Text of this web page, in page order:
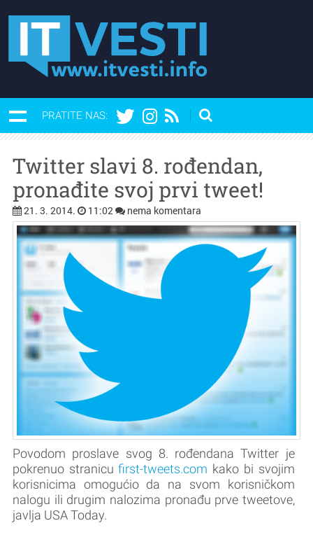
PRATITE NAS:
Twitter slavi 8. rođendan,
pronađite svoj prvi tweet!
21. 3. 2014. 11:02 nema komentara
Povodom proslave svog 8. rođendana Twitter je
pokrenuo stranicufirst-tweets.com kako bi svojim
korisnicima omogućio da na svom korisničkom
nalogu ili drugim nalozima pronađu prve tweetove,
javlja USA Today.